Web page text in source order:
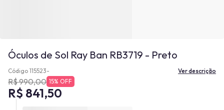
Óculos de Sol Ray Ban RB3719 - Preto
Código 115523- Ver descrição
R$ 990,00 15% OFF
R$ 841,50